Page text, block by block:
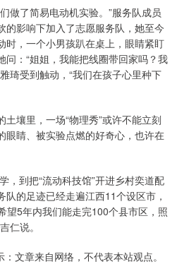
做了简易电动机实验。”服务队成员
的影响下加入了志愿服务队，她至今
时，一个小男孩趴在桌上，眼睛紧盯
：“姐姐，我能把线圈带回家吗？我
琦受到触动，“我们在孩子心里种下
壤里，一场“物理秀”或许不能立刻
眼睛、被实验点燃的好奇心，也许在
，到把“流动科技馆”开进乡村奕道配
的足迹已经走遍江西11个设区市，
望5年内我们能走完100个县市区，照
仁说。
：文章来自网络，不代表本站观点。